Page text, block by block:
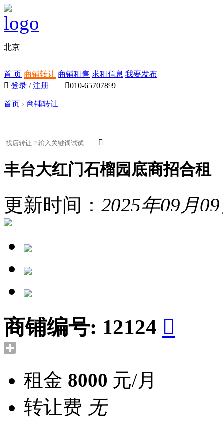
北京
首 页 商铺转让 商铺租售 求租信息 我要发布
 登录 /注册 | 010-65707899
首页 › 商铺转让

丰台大红门石榴园底商招合租
更新时间： 2025年09月
商铺编号: 12124 
租金 8000 元/月
转让费 无